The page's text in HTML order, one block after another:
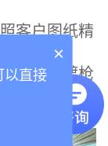
客户图纸精
厚
真空电镀枪
拉丝不锈
×
以直接